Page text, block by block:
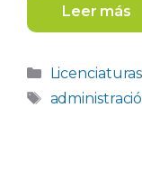
Leer más
Categorías
Licenciaturas
Etiquetas